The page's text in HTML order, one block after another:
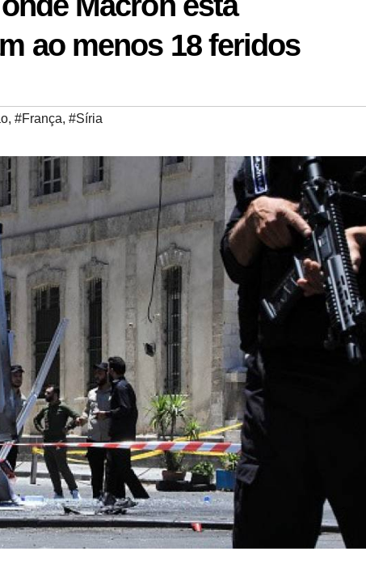
ao menos 18 feridos
, #França, #Síria